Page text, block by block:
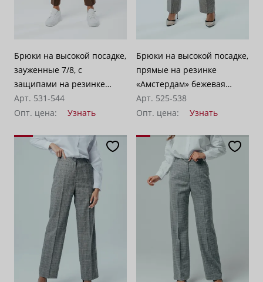
Брюки на высокой посадке,
зауженные 7/8, с
защипами на резинке
«Рейкьявик» кэмел с синим
Арт. 531-544
Опт. цена:
Узнать
Брюки на высокой посадке,
прямые на резинке
«Амстердам» бежевая
клетка
Арт. 525-538
Опт. цена:
Узнать